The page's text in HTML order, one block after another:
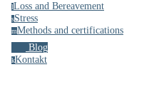
lLoss and Bereavement
sStress
mMethods and certifications
Blog
kKontakt